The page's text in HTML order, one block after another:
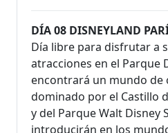
DÍA 08 DISNEYLAND
Día libre para disfrutar a
atracciones en el Parque
encontrará un mundo de
dominado por el Castillo
y del Parque Walt Disney
introducirán en los